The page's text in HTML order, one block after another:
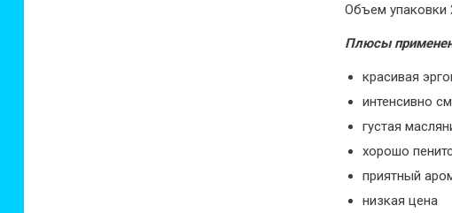
Объем упаковки
Плюсы
красивая
интенсивно
густая
хорошо
приятный
низкая цена